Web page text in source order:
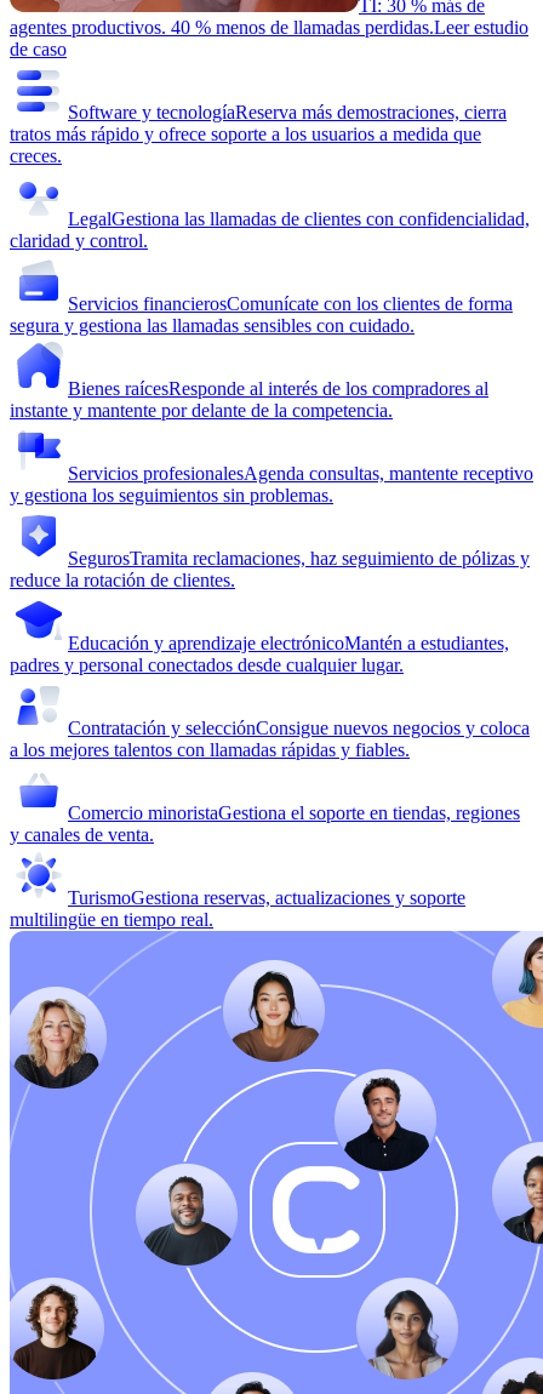
TI: 30 % más de
agentes productivos. 40 % menos de llamadas perdidas.Leer estudio
de caso
Software y tecnologíaReserva más demostraciones, cierra
tratos más rápido y ofrece soporte a los usuarios a medida que
creces.
LegalGestiona las llamadas de clientes con confidencialidad,
claridad y control.
Servicios financierosComunícate con los clientes de forma
segura y gestiona las llamadas sensibles con cuidado.
Bienes raícesResponde al interés de los compradores al
instante y mantente por delante de la competencia.
Servicios profesionalesAgenda consultas, mantente receptivo
y gestiona los seguimientos sin problemas.
SegurosTramita reclamaciones, haz seguimiento de pólizas y
reduce la rotación de clientes.
Educación y aprendizaje electrónicoMantén a estudiantes,
padres y personal conectados desde cualquier lugar.
Contratación y selecciónConsigue nuevos negocios y coloca
a los mejores talentos con llamadas rápidas y fiables.
Comercio minoristaGestiona el soporte en tiendas, regiones
y canales de venta.
TurismoGestiona reservas, actualizaciones y soporte
multilingüe en tiempo real.